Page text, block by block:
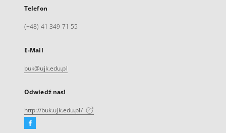
Telefon
(+48) 41 349 71 55
E-Mail
buk@ujk.edu.pl
Odwiedź nas!
http://buk.ujk.edu.pl/
Facebook